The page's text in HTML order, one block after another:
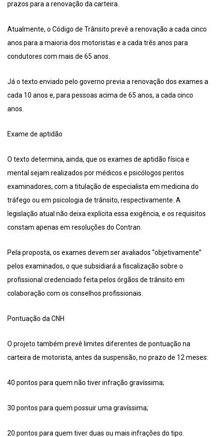
prazos para a renovação da carteira.
Atualmente, o Código de Trânsito prevê a renovação a cada cinco
anos para a maioria dos motoristas e a cada três anos para
condutores com mais de 65 anos.
Já o texto enviado pelo governo previa a renovação dos exames a
cada 10 anos e, para pessoas acima de 65 anos, a cada cinco
anos.
Exame de aptidão
O texto determina, ainda, que os exames de aptidão física e
mental sejam realizados por médicos e psicólogos peritos
examinadores, com a titulação de especialista em medicina do
tráfego ou em psicologia de trânsito, respectivamente. A
legislação atual não deixa explícita essa exigência, e os requisitos
constam apenas em resoluções do Contran.
Pela proposta, os exames devem ser avaliados “objetivamente”
pelos examinados, o que subsidiará a fiscalização sobre o
profissional credenciado feita pelos órgãos de trânsito em
colaboração com os conselhos profissionais.
Pontuação da CNH
O projeto também prevê limites diferentes de pontuação na
carteira de motorista, antes da suspensão, no prazo de 12 meses:
40 pontos para quem não tiver infração gravíssima;
30 pontos para quem possuir uma gravíssima;
20 pontos para quem tiver duas ou mais infrações do tipo.